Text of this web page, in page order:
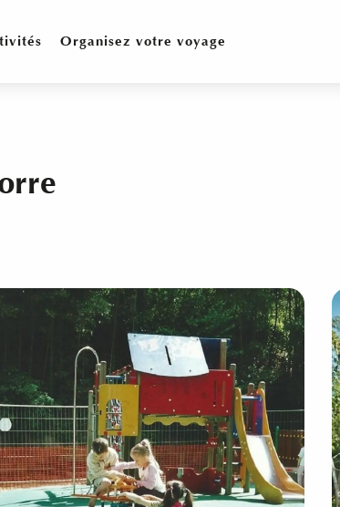
Organisez votre voyage